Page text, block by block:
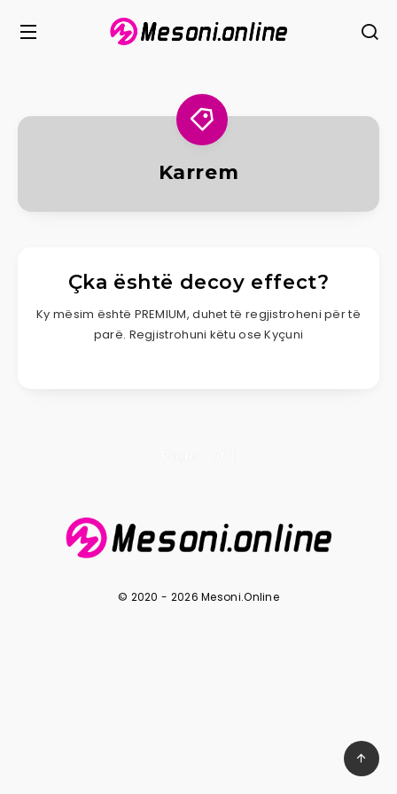
Karrem
Çka është decoy effect?
Ky mësim është PREMIUM, duhet të regjistroheni për të
parë. Regjistrohuni këtu ose Kyçuni
© 2020 - 2026 Mesoni.Online